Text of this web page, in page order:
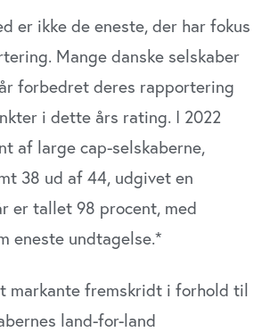
er ikke de eneste, der har fokus
Mange danske selskaber
forbedret deres rapportering
i dette års rating. I 2022
af large cap-selskaberne,
38 ud af 44, udgivet en
er tallet 98 procent, med
eneste undtagelse.*
markante fremskridt i forhold til
land-for-land